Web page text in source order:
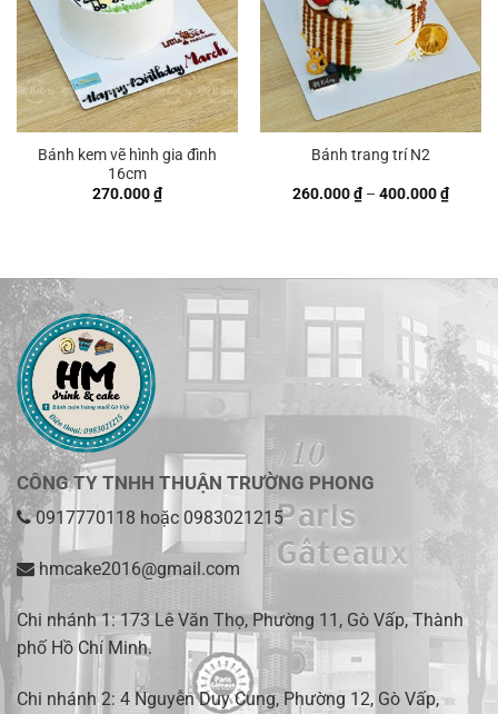
Bánh kem vẽ hình gia đình
16cm
270.000₫
Bánh trang trí N2
260.000₫ – 400.000₫
giá:
CÔNG TY TNHH THUẬN TRƯỜNG PHONG
0917770118 hoặc 0983021215
hmcake2016@gmail.com
Chi nhánh 1:173 Lê Văn Thọ, Phường 11, Gò Vấp, Thành
phố Hồ Chí Minh.
Chi nhánh 2: 4 Nguyễn Duy Cung, Phường 12, Gò Vấp,